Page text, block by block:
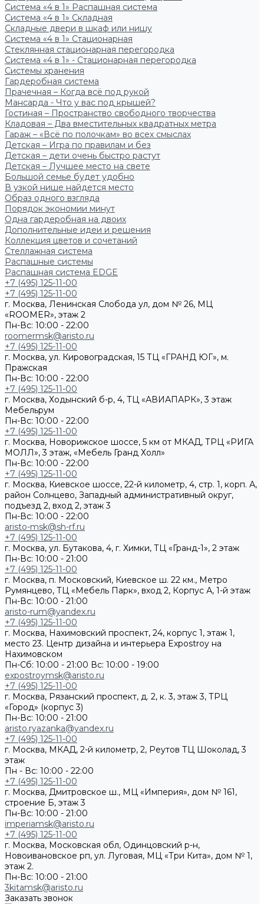
Система «4 в 1» Распашная система
Система «4 в 1» Складная
Складные двери в шкаф или нишу
Система «4 в 1» Стационарная
Стеклянная стационарная перегородка
Система «4 в 1» - Стационарная перегородка
Системы хранения
Гардеробная система
Прачечная – Когда всё под рукой
Мансарда - Что у вас под крышей?
Гостиная – Пространство свободного творчества
Кладовая – Два вместительных квадратных метра
Гараж – «Всё по полочкам» во всех смыслах
Детская – Игра по правилам и без
Детская – дети очень быстро растут
Детская – Лучшее место на свете
Большой семье будет удобно
В узкой нише найдется место
Образ одного взгляда
Порядок экономии минут
Одна гардеробная на двоих
Дополнительные идеи и решения
Коллекция цветов и сочетаний
Стеллажная система
Распашные системы
Распашная система EDGE
+7 (495) 125-11-00
+7 (495) 125-11-00
г. Москва, Ленинская Слобода ул, дом № 26, МЦ
«ROOMER», этаж 2
Пн-Вс: 10:00 - 22:00
roomermsk@aristo.ru
+7 (495) 125-11-00
г. Москва, ул. Кировоградская, 15 ТЦ «ГРАНД ЮГ», м.
Пражская
Пн-Вс: 10:00 - 22:00
+7 (495) 125-11-00
г. Москва, Ходынский б-р, 4, ТЦ «АВИАПАРК», 3 этаж
Мебельрум
Пн-Вс: 10:00 - 22:00
+7 (495) 125-11-00
г. Москва, Новорижское шоссе, 5 км от МКАД, ТРЦ «РИГА
МОЛЛ», 3 этаж, «Мебель Гранд Холл»
Пн-Вс: 10:00 - 22:00
+7 (495) 125-11-00
г. Москва, Киевское шоссе, 22-й километр, 4, стр. 1, корп. А,
район Солнцево, Западный административный округ,
подъезд 2, вход 2, этаж 3
Пн-Вс: 10:00 - 22:00
aristo-msk@sh-rf.ru
+7 (495) 125-11-00
г. Москва, ул. Бутакова, 4, г. Химки, ТЦ «Гранд-1», 2 этаж
Пн-Вс: 10:00 - 21:00
+7 (495) 125-11-00
г. Москва, п. Московский, Киевское ш. 22 км., Метро
Румянцево, ТЦ «Мебель Парк», вход 2, Корпус А, 1-й этаж
Пн-Вс: 10:00 - 21:00
aristo-rum@yandex.ru
+7 (495) 125-11-00
г. Москва, Нахимовский проспект, 24, корпус 1, этаж 1,
место 23. Центр дизайна и интерьера Expostroy на
Нахимовском
Пн-Сб: 10:00 - 21:00 Вс: 10:00 - 19:00
expostroymsk@aristo.ru
+7 (495) 125-11-00
г. Москва, Рязанский проспект, д. 2, к. 3, этаж 3, ТРЦ
«Город» (корпус 3)
Пн-Вс: 10:00 - 21:00
aristo.ryazanka@yandex.ru
+7 (495) 125-11-00
г. Москва, МКАД, 2-й километр, 2, Реутов ТЦ Шоколад, 3
этаж
Пн - Вс: 10:00 - 22:00
+7 (495) 125-11-00
г. Москва, Дмитровское ш., МЦ «Империя», дом № 161,
строение Б, этаж 3
Пн-Вс: 10:00 - 21:00
imperiamsk@aristo.ru
+7 (495) 125-11-00
г. Москва, Московская обл, Одинцовский р-н,
Новоивановское рп, ул. Луговая, МЦ «Три Кита», дом № 1,
этаж 2.
Пн-Вс: 10:00 - 21:00
3kitamsk@aristo.ru
Заказать звонок